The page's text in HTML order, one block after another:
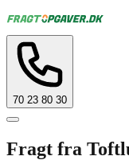
70 23 80 30
Fragt fra